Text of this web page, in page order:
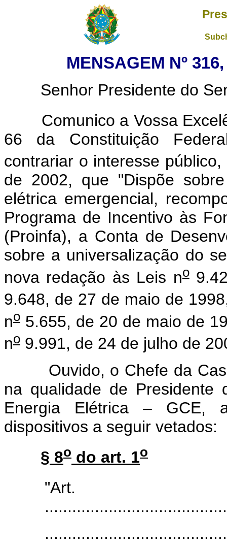
MENSAGEM Nº
Senhor Presidente do
Comunico a Vossa
66 da Constituição
contrariar o interesse
de 2002, que "Dispõe
elétrica emergencial,
Programa de Incentivo às
(Proinfa), a Conta de
sobre a universalização do
nova redação às Leis no
9.648, de 27 de maio de
no 5.655, de 20 de maio de
no 9.991, de 24 de julho de
Ouvido, o Chefe da Casa
na qualidade de
Energia Elétrica – GCE,
dispositivos a seguir vetados:
§ 8o do art. 1o